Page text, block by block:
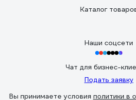
Каталог
Наши соцсети
Чат для бизнес-
Подать заявку
Вы принимаете условия политики в